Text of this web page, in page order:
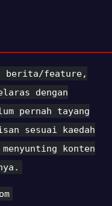
berita/feature,
dengan
pernah tayang
sesuai kaedah
konten